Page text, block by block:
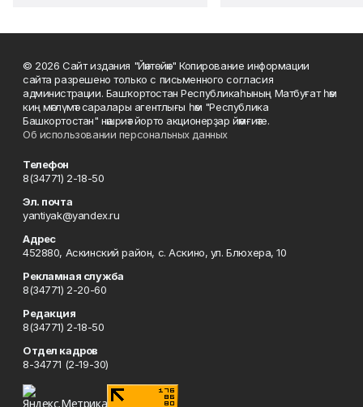
© 2026 Сайт издания "Йәнтөйәк" Копирование информации
сайта разрешено только с письменного согласия
администрации. Башҡортостан Республикаһының Матбуғат һәм
киң мәғлүмәт саралары агентлығы һәм "Республика
Башкортостан" нәшриәт йорто акционерҙар йәмғиәте.
Об использовании персональных данных
Телефон
8(34771) 2-18-50
Эл. почта
yantiyak@yandex.ru
Адрес
452880, Аскинский район, с. Аскино, ул. Блюхера, 10
Рекламная служба
8(34771) 2-20-60
Редакция
8(34771) 2-18-50
Отдел кадров
8-34771 (2-19-30)